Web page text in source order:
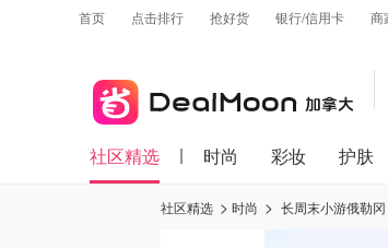
首页 点击排行 抢好货 银行/信用卡 商
社区精选 时尚 彩妆 护肤
社区精选 时尚 长周末小游俄勒冈